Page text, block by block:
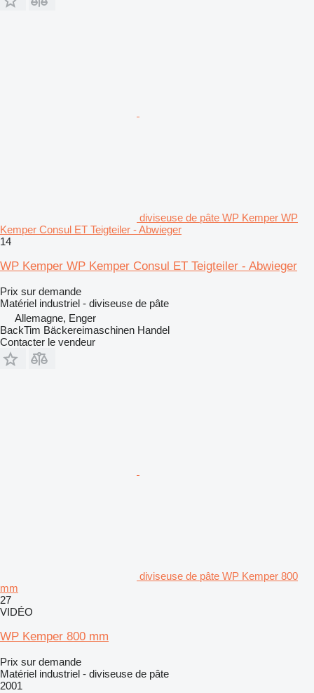
diviseuse de pâte WP Kemper WP
Kemper Consul ET Teigteiler - Abwieger
14
WP Kemper WP Kemper Consul ET Teigteiler - Abwieger
Prix sur demande
Matériel industriel - diviseuse de pâte
Allemagne, Enger
BackTim Bäckereimaschinen Handel
Contacter le vendeur
diviseuse de pâte WP Kemper 800
mm
27
VIDÉO
WP Kemper 800 mm
Prix sur demande
Matériel industriel - diviseuse de pâte
2001